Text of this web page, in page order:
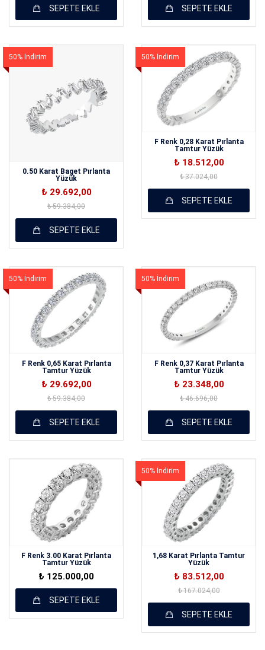
SEPETE EKLE SEPETE EKLE
50% İndirim
0.50 Karat Baget Pırlanta
Yüzük
₺ 29.692,00
₺ 59.384,00
SEPETE EKLE
50% İndirim
F Renk 0,28 Karat Pırlanta
Tamtur Yüzük
₺ 18.512,00
₺ 37.024,00
SEPETE EKLE
50% İndirim
F Renk 0,65 Karat Pırlanta
Tamtur Yüzük
₺ 29.692,00
₺ 59.384,00
SEPETE EKLE
50% İndirim
F Renk 0,37 Karat Pırlanta
Tamtur Yüzük
₺ 23.348,00
₺ 46.696,00
SEPETE EKLE
F Renk 3.00 Karat Pırlanta
Tamtur Yüzük
₺ 125.000,00
SEPETE EKLE
50% İndirim
1,68 Karat Pırlanta Tamtur
Yüzük
₺ 83.512,00
₺ 167.024,00
SEPETE EKLE